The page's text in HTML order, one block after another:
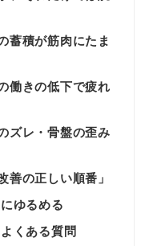
蓄積が筋肉にたま
働きの低下で疲れ
ズレ・骨盤の歪み
の正しい順番」
ゆるめる
くある質問